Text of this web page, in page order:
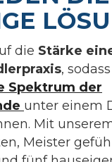
die Stärke
,
Spektrum der
unter einem
Mit
Meister